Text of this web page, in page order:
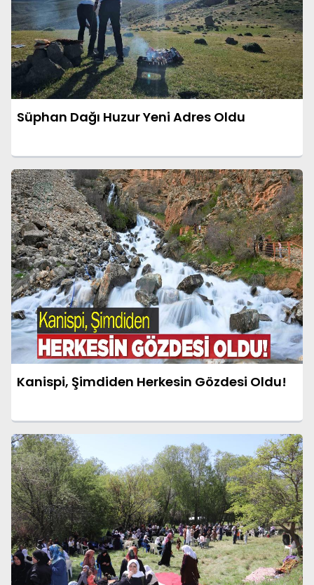
Süphan Dağı Huzur Yeni Adres Oldu
Kanispi, Şimdiden Herkesin Gözdesi Oldu!